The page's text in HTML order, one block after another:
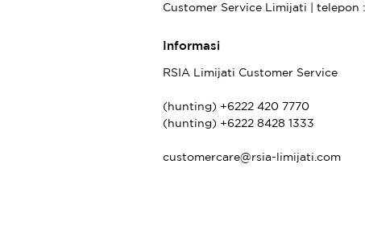
Customer Service Limijati | telepon :
Informasi
RSIA Limijati Customer Service
(hunting) +6222 420 7770
(hunting) +6222 8428 1333
customercare@rsia-limijati.com